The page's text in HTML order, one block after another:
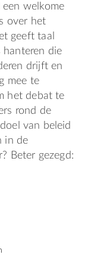
welkome
over het
geeft taal
hanteren die
drijft en
mee te
het debat te
rond de
van beleid
in de
Beter gezegd: